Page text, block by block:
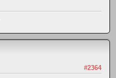
#2364